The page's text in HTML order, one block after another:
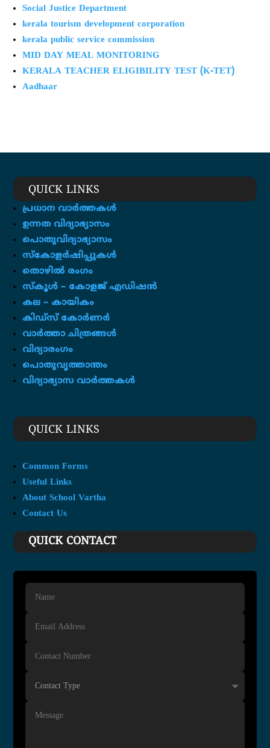
Social Justice Department
kerala tourism development corporation
kerala public service commission
MID DAY MEAL MONITORING
KERALA TEACHER ELIGIBILITY TEST (K-TET)
Aadhaar
QUICK LINKS
പ്രധാന വാർത്തകൾ
ഉന്നത വിദ്യാഭ്യാസം
പൊതുവിദ്യാഭ്യാസം
സ്കോളർഷിപ്പുകൾ
തൊഴിൽ രംഗം
സ്‌കൂൾ – കോളജ് എഡിഷൻ
കല – കായികം
കിഡ്സ് കോർണർ
വാർത്താ ചിത്രങ്ങൾ
വിദ്യാരംഗം
പൊതുവൃത്താന്തം
വിദ്യാഭ്യാസ വാർത്തകൾ
QUICK LINKS
Common Forms
Useful Links
About School Vartha
Contact Us
QUICK CONTACT